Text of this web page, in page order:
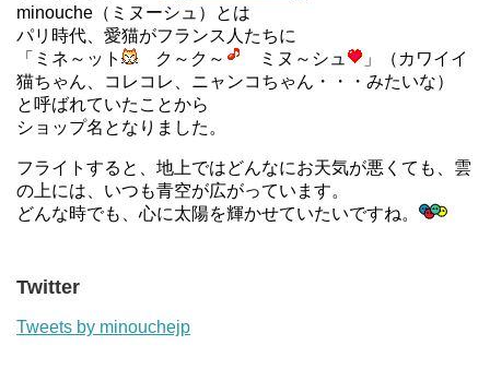
minouche（ミヌーシュ）とは
パリ時代、愛猫がフランス人たちに
「ミネ～ット
ク～ク～ ミヌ～シュ
」（カワイイ
猫ちゃん、コレコレ、ニャンコちゃん・・・みたいな）
と呼ばれていたことから
ショップ名となりました。
フライトすると、地上ではどんなにお天気が悪くても、雲
の上には、いつも青空が広がっています。
どんな時でも、心に太陽を輝かせていたいですね。
Twitter
Tweets by minouchejp